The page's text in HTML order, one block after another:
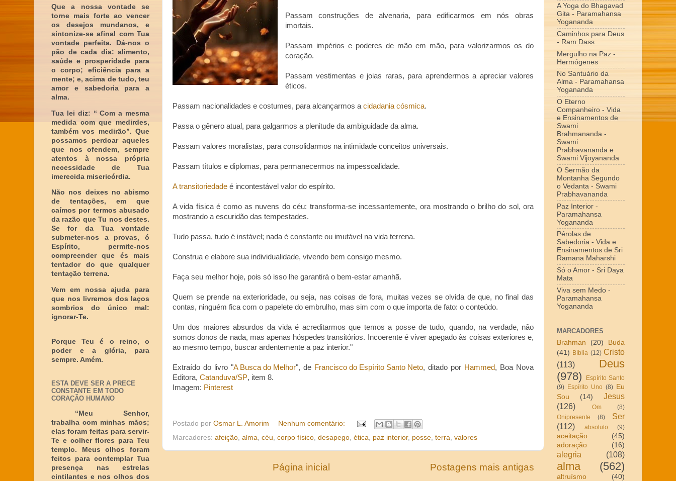
Passam construções de alvenaria, para edificarmos em nós obras
imortais.
Passam impérios e poderes de mão em mão, para valorizarmos os do
coração.
Passam vestimentas e joias raras, para aprendermos a apreciar valores
éticos.
Passam nacionalidades e costumes, para alcançarmos a cidadania cósmica.
Passa o gênero atual, para galgarmos a plenitude da ambiguidade da alma.
Passam valores moralistas, para consolidarmos na intimidade conceitos universais.
Passam títulos e diplomas, para permanecermos na impessoalidade.
A transitoriedade é incontestável valor do espírito.
A vida física é como as nuvens do céu: transforma-se incessantemente, ora mostrando o brilho do sol, ora
mostrando a escuridão das tempestades.
Tudo passa, tudo é instável; nada é constante ou imutável na vida terrena.
Construa e elabore sua individualidade, vivendo bem consigo mesmo.
Faça seu melhor hoje, pois só isso lhe garantirá o bem-estar amanhã.
Quem se prende na exterioridade, ou seja, nas coisas de fora, muitas vezes se olvida de que, no final das
contas, ninguém fica com o papelete do embrulho, mas sim com o que importa de fato: o conteúdo.
Um dos maiores absurdos da vida é acreditarmos que temos a posse de tudo, quando, na verdade, não
somos donos de nada, mas apenas hóspedes transitórios. Incoerente é viver apegado às coisas exteriores e,
ao mesmo tempo, buscar ardentemente a paz interior."
Extraído do livro "A Busca do Melhor", de Francisco do Espírito Santo Neto, ditado por Hammed, Boa Nova
Editora, Catanduva/SP, item 8.
Imagem: Pinterest
Postado por Osmar L. Amorim
Nenhum comentário:
Marcadores: afeição, alma, céu, corpo físico, desapego, ética, paz interior, posse, terra, valores
Postagens mais antigas
Página inicial
Que a nossa vontade se
torne mais forte ao vencer
os desejos mundanos, e
sintonize-se afinal com Tua
vontade perfeita. Dá-nos o
pão de cada dia: alimento,
saúde e prosperidade para
o corpo; eficiência para a
mente; e, acima de tudo, teu
amor e sabedoria para a
alma.
Tua lei diz: “ Com a mesma
medida com que medirdes,
também vos medirão”. Que
possamos perdoar aqueles
que nos ofendem, sempre
atentos à nossa própria
necessidade de Tua
imerecida misericórdia.
Não nos deixes no abismo
de tentações, em que
caímos por termos abusado
da razão que Tu nos destes.
Se for da Tua vontade
submeter-nos a provas, ó
Espírito, permite-nos
compreender que és mais
tentador do que qualquer
tentação terrena.
Vem em nossa ajuda para
que nos livremos dos laços
sombrios do único mal:
ignorar-Te.
Porque Teu é o reino, o
poder e a glória, para
sempre. Amém.
ESTA DEVE SER A PRECE
CONSTANTE EM TODO
CORAÇÃO HUMANO
“Meu Senhor,
trabalha com minhas mãos;
elas foram feitas para servir-
Te e colher flores para Teu
templo. Meus olhos foram
feitos para contemplar Tua
presença nas estrelas
cintilantes e nos olhos dos
A Yoga do Bhagavad
Gita - Paramahansa
Yogananda
Caminhos para Deus
- Ram Dass
Mergulho na Paz -
Hermógenes
No Santuário da
Alma - Paramahansa
Yogananda
O Eterno
Companheiro - Vida
e Ensinamentos de
Swami
Brahmananda -
Swami
Prabhavananda e
Swami Vijoyananda
O Sermão da
Montanha Segundo
o Vedanta - Swami
Prabhavananda
Paz Interior -
Paramahansa
Yogananda
Pérolas de
Sabedoria - Vida e
Ensinamentos de Sri
Ramana Maharshi
Só o Amor - Sri Daya
Mata
Viva sem Medo -
Paramahansa
Yogananda
MARCADORES
Brahman
(20)
Buda
(41) Bíblia (12) Cristo
(113)
Deus
(978)
Espírito Santo
(9) Espírito Uno (8) Eu
Sou
(14)
Jesus
(126)
Om
(8)
Onipresente
(8)
Ser
(112)
absoluto (9)
aceitação
(45)
adoração
(16)
alegria (108)
alma (562)
altruísmo
(40)